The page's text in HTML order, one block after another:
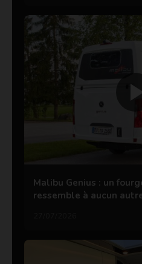
Malibu Genius : un
ressemble à aucun